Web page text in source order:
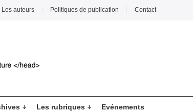
Les auteurs Politiques de publication Contact
Les rubriques Evénements